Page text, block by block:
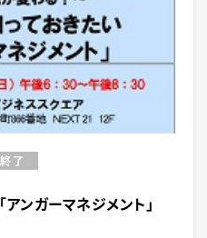
了
ンガーマネジメント」